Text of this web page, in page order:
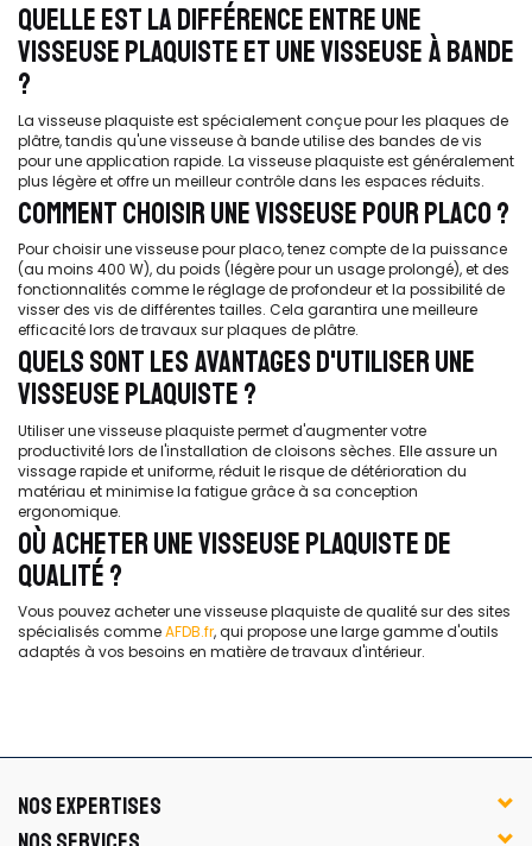
QUELLE EST LA DIFFÉRENCE ENTRE UNE
VISSEUSE PLAQUISTE ET UNE VISSEUSE À BANDE
?
La visseuse plaquiste est spécialement conçue pour les plaques de
plâtre, tandis qu'une visseuse à bande utilise des bandes de vis
pour une application rapide. La visseuse plaquiste est généralement
plus légère et offre un meilleur contrôle dans les espaces réduits.
COMMENT CHOISIR UNE VISSEUSE POUR PLACO ?
Pour choisir une visseuse pour placo, tenez compte de la puissance
(au moins 400 W), du poids (légère pour un usage prolongé), et des
fonctionnalités comme le réglage de profondeur et la possibilité de
visser des vis de différentes tailles. Cela garantira une meilleure
efficacité lors de travaux sur plaques de plâtre.
QUELS SONT LES AVANTAGES D'UTILISER UNE
VISSEUSE PLAQUISTE ?
Utiliser une visseuse plaquiste permet d'augmenter votre
productivité lors de l'installation de cloisons sèches. Elle assure un
vissage rapide et uniforme, réduit le risque de détérioration du
matériau et minimise la fatigue grâce à sa conception
ergonomique.
OÙ ACHETER UNE VISSEUSE PLAQUISTE DE
QUALITÉ ?
Vous pouvez acheter une visseuse plaquiste de qualité sur des sites
spécialisés commeAFDB.fr, qui propose une large gamme d'outils
adaptés à vos besoins en matière de travaux d'intérieur.
NOS EXPERTISES